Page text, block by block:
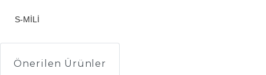
S-MİLİ
Önerilen Ürünler